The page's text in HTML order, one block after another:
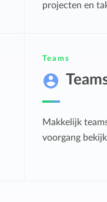
projecten en
Teams
Makkelijk
voorgang